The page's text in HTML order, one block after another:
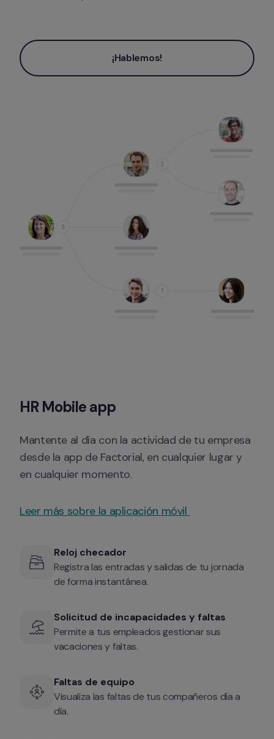
¡Hablemos!
HR Mobile app
Mantente al día con la actividad de tu empresa
desde la app de Factorial, en cualquier lugar y
en cualquier momento.
Leer más sobre la aplicación móvil
Reloj checador
Registra las entradas y salidas de tu jornada
de forma instantánea.
Solicitud de incapacidades y faltas
Permite a tus empleados gestionar sus
vacaciones y faltas.
Faltas de equipo
Visualiza las faltas de tus compañeros día a
día.